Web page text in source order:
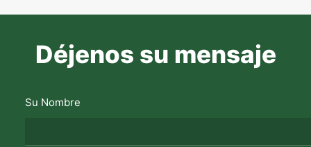
Déjenos su mensaje
Su Nombre